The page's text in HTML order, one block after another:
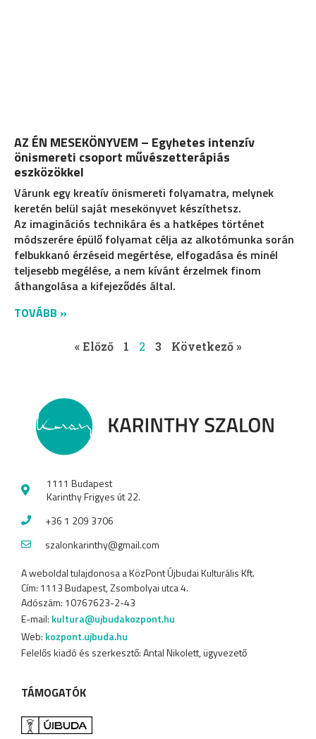
AZ ÉN MESEKÖNYVEM – Egyhetes intenzív
önismereti csoport művészetterápiás
eszközökkel
Várunk egy kreatív önismereti folyamatra, melynek
keretén belül saját mesekönyvet készíthetsz.
Az imaginációs technikára és a hatképes történet
módszerére épülő folyamat célja az alkotómunka során
felbukkanó érzéseid megértése, elfogadása és minél
teljesebb megélése, a nem kívánt érzelmek finom
áthangolása a kifejeződés által.
TOVÁBB »
« Előző 1 2 3 Következő »
1111 Budapest
Karinthy Frigyes út 22.
+36 1 209 3706
szalonkarinthy@gmail.com
A weboldal tulajdonosa a KözPont Újbudai Kulturális Kft.
Cím: 1113 Budapest, Zsombolyai utca 4.
Adószám: 10767623-2-43
E-mail: kultura@ujbudakozpont.hu
Web: kozpont.ujbuda.hu
Felelős kiadó és szerkesztő: Antal Nikolett, ügyvezető
TÁMOGATÓK